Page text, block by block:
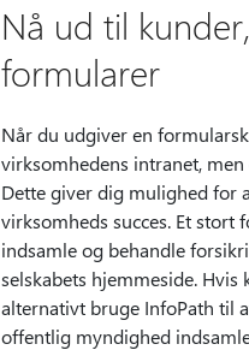
Nå ud til
formularer
Når du udgiver en
virksomhedens intranet,
Dette giver dig mulighed for
virksomheds succes. Et
indsamle og behandle
selskabets hjemmeside.
alternativt bruge InfoPath til
offentlig myndighed